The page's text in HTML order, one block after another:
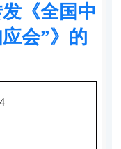
《全国中
会”》的